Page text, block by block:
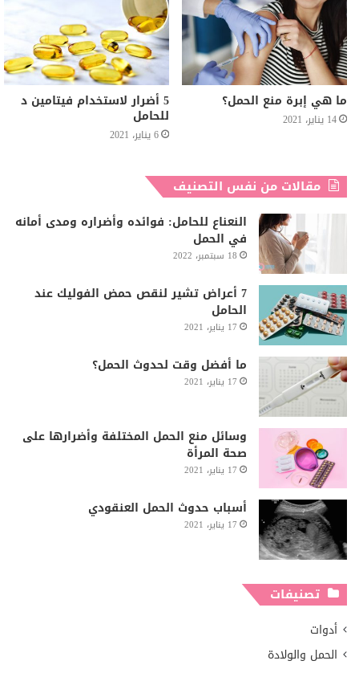
ما هي إبرة منع الحمل؟
14 يناير، 2021
5 أضرار لاستخدام فيتامين د
للحامل
6 يناير، 2021
مقالات من نفس التصنيف
النعناع للحامل: فوائده وأضراره ومدى أمانه
في الحمل
18 سبتمبر، 2022
7 أعراض تشير لنقص حمض الفوليك عند
الحامل
17 يناير، 2021
ما أفضل وقت لحدوث الحمل؟
17 يناير، 2021
وسائل منع الحمل المختلفة وأضرارها على
صحة المرأة
17 يناير، 2021
أسباب حدوث الحمل العنقودي
17 يناير، 2021
تصنيفات
أدوات
الحمل والولادة